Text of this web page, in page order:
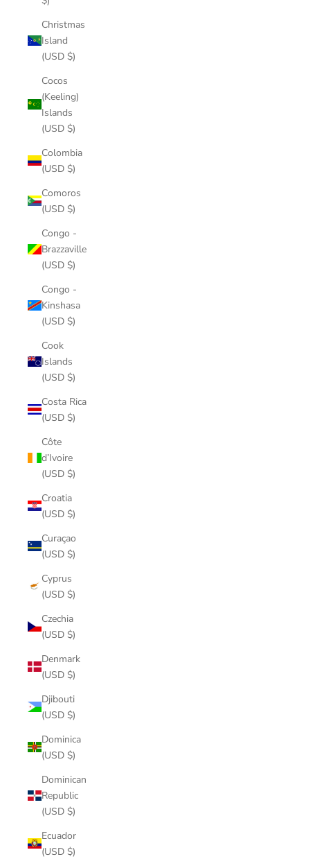
Christmas
Island
(USD $)
Cocos
(Keeling)
Islands
(USD $)
Colombia
(USD $)
Comoros
(USD $)
Congo -
Brazzaville
(USD $)
Congo -
Kinshasa
(USD $)
Cook
Islands
(USD $)
Costa Rica
(USD $)
Côte
d’Ivoire
(USD $)
Croatia
(USD $)
Curaçao
(USD $)
Cyprus
(USD $)
Czechia
(USD $)
Denmark
(USD $)
Djibouti
(USD $)
Dominica
(USD $)
Dominican
Republic
(USD $)
Ecuador
(USD $)